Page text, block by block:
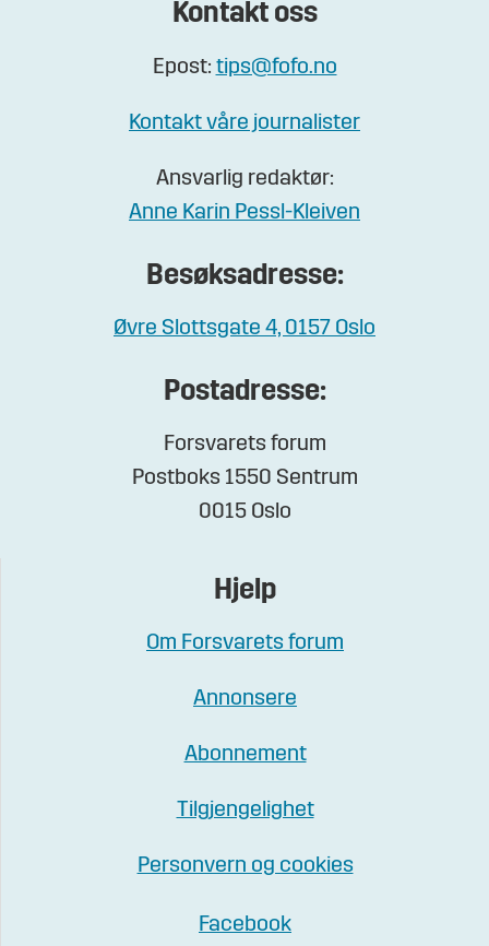
Kontakt oss
Epost: tips@fofo.no
Kontakt våre journalister
Ansvarlig redaktør:
Anne Karin Pessl-Kleiven
Besøksadresse:
Øvre Slottsgate 4, 0157 Oslo
Postadresse:
Forsvarets forum
Postboks 1550 Sentrum
0015 Oslo
Hjelp
Om Forsvarets forum
Annonsere
Abonnement
Tilgjengelighet
Personvern og cookies
Facebook